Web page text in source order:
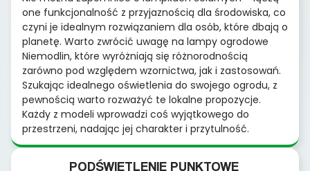
one funkcjonalność z przyjaznością dla środowiska, co
czyni je idealnym rozwiązaniem dla osób, które dbają o
planetę. Warto zwrócić uwagę na lampy ogrodowe
Niemodlin, które wyróżniają się różnorodnością
zarówno pod względem wzornictwa, jak i zastosowań.
Szukając idealnego oświetlenia do swojego ogrodu, z
pewnością warto rozważyć te lokalne propozycje.
Każdy z modeli wprowadzi coś wyjątkowego do
przestrzeni, nadając jej charakter i przytulność.
PODŚWIETLENIE PUNKTOWE